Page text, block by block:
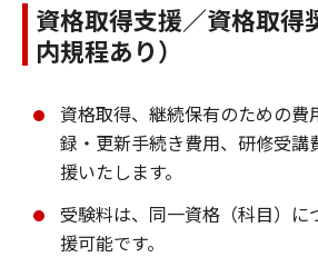
資格取得支援／資格取得
内規程あり）
資格取得、継続保有のための費
録・更新手続き費用、研修受講
援いたします。
受験料は、同一資格（科目）に
援可能です。